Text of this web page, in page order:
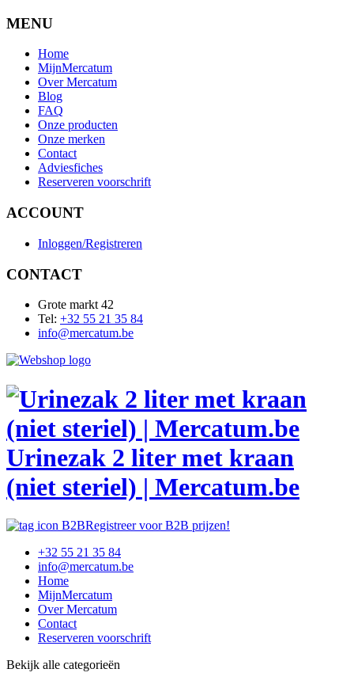
MENU
Home
MijnMercatum
Over Mercatum
Blog
FAQ
Onze producten
Onze merken
Contact
Adviesfiches
Reserveren voorschrift
ACCOUNT
Inloggen/Registreren
CONTACT
Grote markt 42
Tel: +32 55 21 35 84
info@mercatum.be
Urinezak 2 liter met kraan
(niet steriel) | Mercatum.be
Registreer voor B2B prijzen!
+32 55 21 35 84
info@mercatum.be
Home
MijnMercatum
Over Mercatum
Contact
Reserveren voorschrift
Bekijk alle categorieën